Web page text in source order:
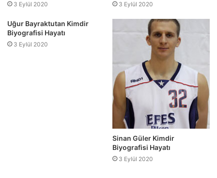
3 Eylül 2020 3 Eylül 2020
Uğur Bayraktutan Kimdir
Biyografisi Hayatı
3 Eylül 2020
Sinan Güler Kimdir
Biyografisi Hayatı
3 Eylül 2020